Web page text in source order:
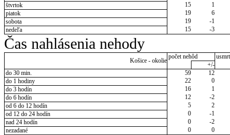
štvrtok
15
1
piatok
19
6
sobota
19
-1
nedeľa
15 -3
Čas nahlásenia nehody
Košice - okolie
počet nehôd
+/-
do 30 min.
59
12
do 1 hodiny
22
0
do 3 hodín
16
1
do 6 hodín
12
-2
od 6 do 12 hodín
5
2
od 12 do 24 hodín
0
-1
nad 24 hodín
0
-2
nezadané
0 0